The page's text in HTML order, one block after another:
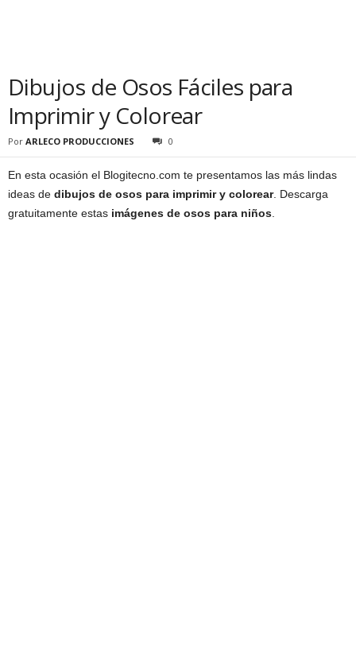
Dibujos de Osos Fáciles para
Imprimir y Colorear
Por ARLECO PRODUCCIONES 0
En esta ocasión el Blogitecno.com te presentamos las más lindas
ideas de dibujos de osos para imprimir y colorear. Descarga
gratuitamente estas imágenes de osos para niños